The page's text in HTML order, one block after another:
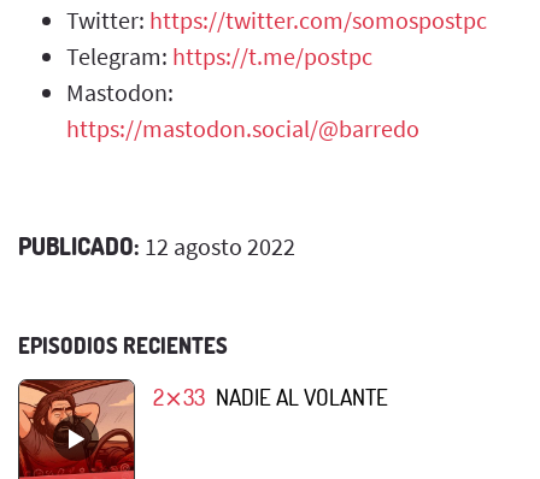
Twitter: https://twitter.com/somospostpc
Telegram: https://t.me/postpc
Mastodon:
https://mastodon.social/@barredo
PUBLICADO: 12 agosto 2022
EPISODIOS RECIENTES
2⨯33 NADIE AL VOLANTE